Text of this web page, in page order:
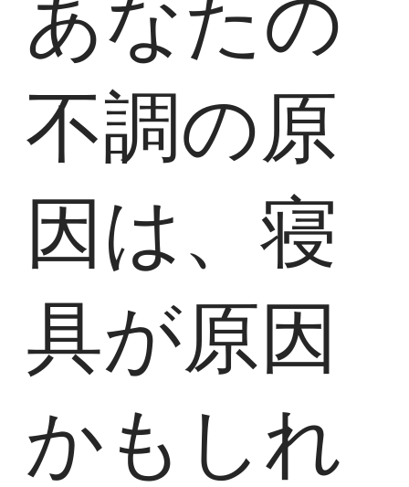
不調の原
因は、寝
具が原因
かもしれ